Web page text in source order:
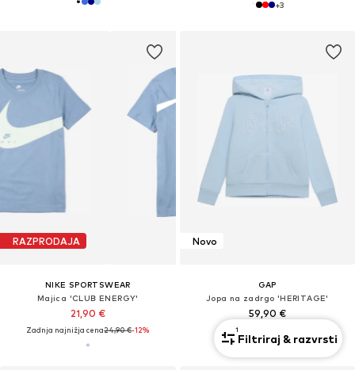
+3
RAZPRODAJA
NIKE SPORTSWEAR
Majica 'CLUB ENERGY'
21,90 €
Zadnja najnižja cena24,90 €-12%
Novo
GAP
Jopa na zadrgo 'HERITAGE'
59,90 €
1
Filtriraj & razvrsti